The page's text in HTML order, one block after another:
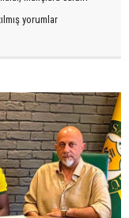
yorumlar